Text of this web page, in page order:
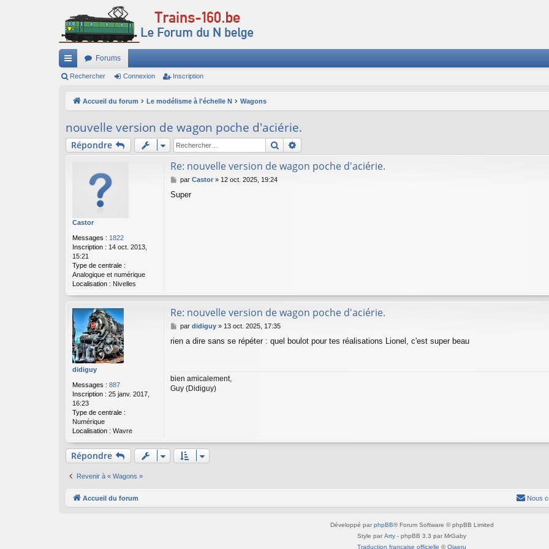
ac
ci
s
Forums
Rechercher Connexion Inscription
Accueil du forum Le modélisme à l'échelle N Wagons
nouvelle version de wagon poche d'aciérie.
Répondre Rechercher
Castor
Messages : 1822
Inscription : 14 oct. 2013,
15:21
Type de centrale :
Analogique et numérique
Localisation : Nivelles
Re: nouvelle version de wagon poche d'aciérie.
M
s
par Castor» 12 oct. 2025, 19:24
Super
didiguy
Messages : 887
Inscription : 25 janv. 2017,
16:23
Type de centrale :
Numérique
Localisation : Wavre
Re: nouvelle version de wagon poche d'aciérie.
M
s
e
par didiguy» 13 oct. 2025, 17:35
rien a dire sans se répéter : quel boulot pour tes réalisations Lionel, c'est super beau
bien amicalement,
Guy (Didiguy)
Répondre
Revenir à « Wagons »
Accueil du forum Nous
Développé par phpBB® Forum Software © phpBB Limited
Style par Arty - phpBB 3.3 par MrGaby
Traduction française officielle ©Qiaeru